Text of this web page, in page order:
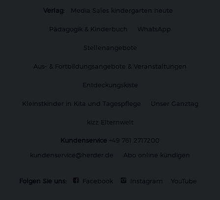
Verlag: Media Sales kindergarten heute
Pädagogik & Kinderbuch WhatsApp
Stellenangebote
Aus- & Fortbildungsangebote & Veranstaltungen
Entdeckungskiste
Kleinstkinder in Kita und Tagespflege Unser Ganztag
kizz Elternwelt
Kundenservice +49 761 2717200
kundenservice@herder.de
Abo online kündigen
Folgen Sie uns: Facebook Instagram YouTube